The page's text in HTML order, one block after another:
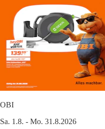
OBI
Sa. 1.8. - Mo. 31.8.2026